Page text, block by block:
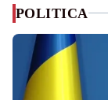
POLITICA